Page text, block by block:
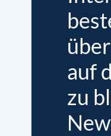
auf
zu